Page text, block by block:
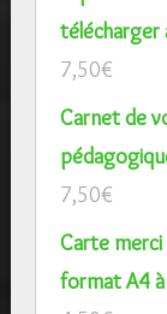
télécharger
7,50€
Carnet de
7,50€
Carte
format A4